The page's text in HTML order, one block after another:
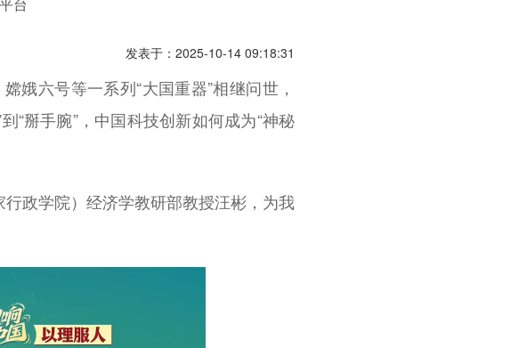
发表于：2025-10-14 09:18:31
娥六号等一系列“大国重器”相继问世，
“掰手腕”，中国科技创新如何成为“神秘
政学院）经济学教研部教授汪彬，为我